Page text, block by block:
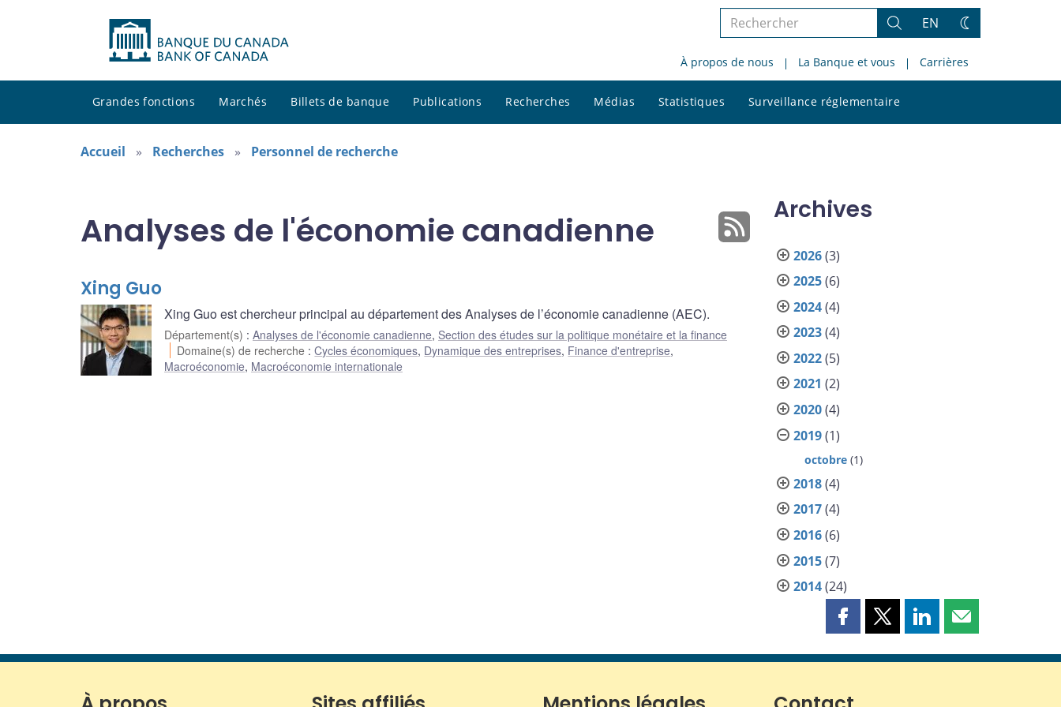
Rechercher
le
site
Rechercher
EN
Changez
thème
À propos de nous La Banque et vous Carrières
Grandes fonctions Marchés Billets de banque Publications Recherches Médias Statistiques Surveillance réglementaire
le
Accueil Recherches Personnel de recherche
Analyses de l'économie canadienne
Xing Guo
Xing Guo est chercheur principal au département des Analyses de l’économie canadienne (AEC).
Département(s) : Analyses de l'économie canadienne, Section des études sur la politique monétaire et la finance
Domaine(s) de recherche :Cycles économiques, Dynamique des entreprises, Finance d'entreprise,
Macroéconomie, Macroéconomie internationale
Archives
2026(3)
2025(6)
2024(4)
2023(4)
2022(5)
2021 (2)
2020(4)
2019(1)
octobre (1)
2018(4)
2017(4)
2016(6)
2015(7)
2014(24)
Partager
page
Facebook
Partager
page
Partager
page
Partager
page